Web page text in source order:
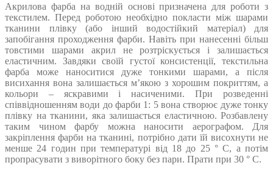
Акрилова фарба на водній основі призначена для роботи з
текстилем. Перед роботою необхідно покласти між шарами
тканини плівку (або інший водостійкий матеріал) для
запобігання проходження фарби. Навіть при нанесенні більш
товстими шарами акрил не розтріскується і залишається
еластичним. Завдяки своїй густої консистенції, текстильна
фарба може наноситися дуже тонкими шарами, а після
висихання вона залишається м’якою з хорошим покриттям, а
кольори – яскравими і насиченими. При розведенні
співвідношенням води до фарби 1: 5 вона створює дуже тонку
плівку на тканини, яка залишається еластичною. Розбавлену
таким чином фарбу можна наносити аерографом. Для
закріплення фарби на тканині, потрібно дати їй висохнути не
менше 24 годин при температурі від 18 до 25 ° C, а потім
пропрасувати з виворітного боку без пари. Прати при 30 ° C.